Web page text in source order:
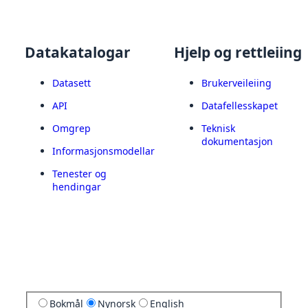
Datakatalogar
Datasett
API
Omgrep
Informasjonsmodellar
Tenester og
hendingar
Hjelp og rettleiing
Brukerveileiing
Datafellesskapet
Teknisk
dokumentasjon
Bokmål Nynorsk English